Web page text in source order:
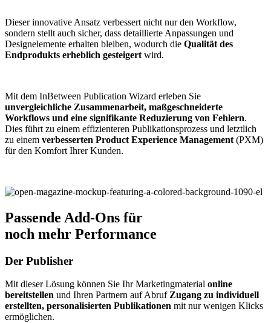
Dieser innovative Ansatz verbessert nicht nur den Workflow,
sondern stellt auch sicher, dass detaillierte Anpassungen und
Designelemente erhalten bleiben, wodurch die Qualität des
Endprodukts erheblich gesteigert wird.
Mit dem InBetween Publication Wizard erleben Sie
unvergleichliche Zusammenarbeit, maßgeschneiderte
Workflows und eine signifikante Reduzierung von Fehlern.
Dies führt zu einem effizienteren Publikationsprozess und letztlich
zu einem verbesserten Product Experience Management (PXM)
für den Komfort Ihrer Kunden.
Passende Add-Ons für
noch mehr Performance
Der Publisher
Mit dieser Lösung können Sie Ihr Marketingmaterial online
bereitstellen und Ihren Partnern auf Abruf Zugang zu individuell
erstellten, personalisierten Publikationen mit nur wenigen Klicks
ermöglichen.